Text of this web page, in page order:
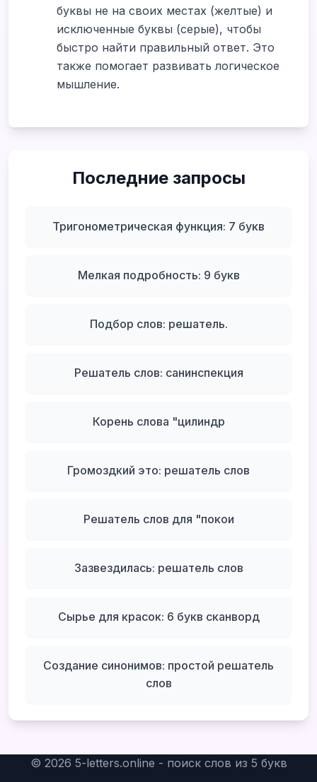
буквы не на своих местах (желтые) и
исключенные буквы (серые), чтобы
быстро найти правильный ответ. Это
также помогает развивать логическое
мышление.
Последние запросы
Тригонометрическая функция: 7 букв
Мелкая подробность: 9 букв
Подбор слов: решатель.
Решатель слов: санинспекция
Корень слова "цилиндр
Громоздкий это: решатель слов
Решатель слов для "покои
Зазвездилась: решатель слов
Сырье для красок: 6 букв сканворд
Создание синонимов: простой решатель
слов
© 2026 5-letters.online - поиск слов из 5 букв